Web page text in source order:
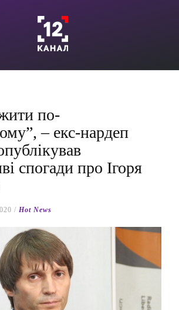
по-
– екс-нардеп
спогади про Ігоря
/ Hot News